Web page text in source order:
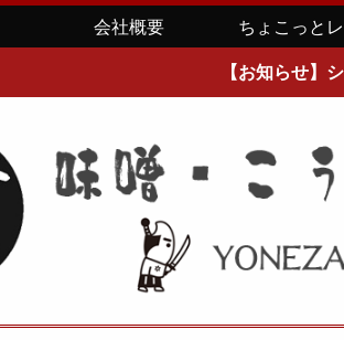
会社概要 ちょこっと
【お知らせ】